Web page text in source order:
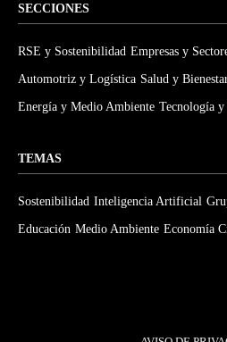
SECCIONES
RSE y Sostenibilidad Empresas y
Automotriz y Logística Salud y
Energía y Medio Ambiente Tecnología y
TEMAS
Sostenibilidad Inteligencia Artificial
Educación Medio Ambiente Economía